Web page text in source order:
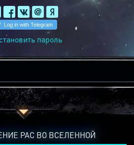
пароль
РАС ВО ВСЕЛЕННОЙ